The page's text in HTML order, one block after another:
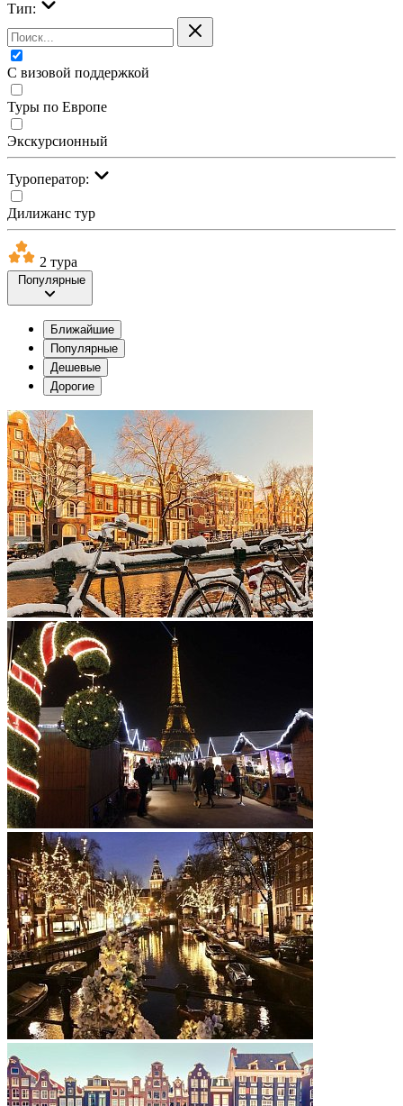
Тип:
С визовой поддержкой
Туры по Европе
Экскурсионный
Туроператор:
Дилижанс тур
2 тура
Популярные
Ближайшие
Популярные
Дешевые
Дорогие